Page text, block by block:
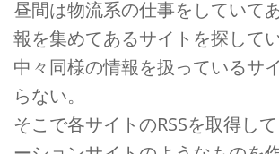
昼間は物流系の仕事をしていて
報を集めてあるサイトを探して
中々同様の情報を扱っているサ
らない。
そこで各サイトのRSSを取得し